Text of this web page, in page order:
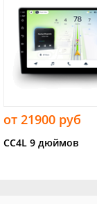
от 21900 руб
CC4L 9 дюймов